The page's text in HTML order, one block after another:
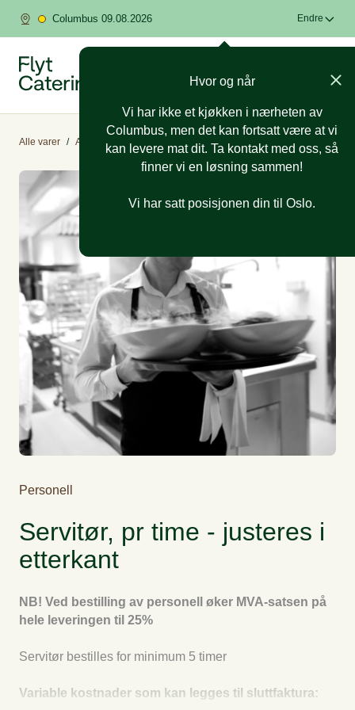
Columbus 09.08.2026 Endre
Hvor og når
Vi har ikke et kjøkken i nærheten av
Columbus, men det kan fortsatt være at vi
kan levere mat dit. Ta kontakt med oss, så
finner vi en løsning sammen!
Vi har satt posisjonen din til Oslo.
Alle varer / Annet / Personell
Personell
Servitør, pr time - justeres i
etterkant
NB! Ved bestilling av personell øker MVA-satsen på
hele leveringen til 25%
Servitør bestilles for minimum 5 timer
Variable kostnader som kan legges til sluttfaktura: